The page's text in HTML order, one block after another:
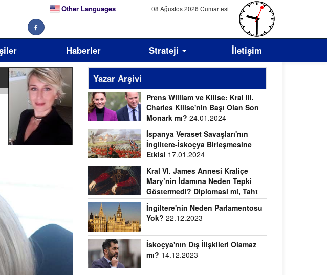
08 Ağustos 2026 Cumartesi
Other Languages
Haberler Strateji İletişim
Yazar Arşivi
Prens William ve Kilise: Kral III.
Charles Kilise'nin Başı Olan Son
Monark mı? 24.01.2024
İspanya Veraset Savaşları'nın
İngiltere-İskoçya Birleşmesine
Etkisi 17.01.2024
Kral VI. James Annesi Kraliçe
Mary’nin İdamına Neden Tepki
Göstermedi? Diplomasi mi, Taht
Sevdası mı?09.01.2024
İngiltere'nin Neden Parlamentosu
Yok? 22.12.2023
İskoçya'nın Dış İlişkileri Olamaz
mı? 14.12.2023